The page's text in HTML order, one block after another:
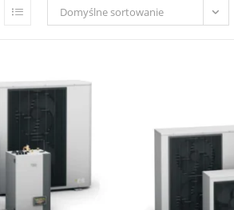
Domyślne sortowanie